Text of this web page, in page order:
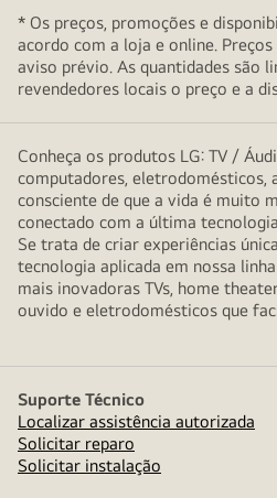
* Os preços, promoções e
acordo com a loja e online.
aviso prévio. As quantidades são
revendedores locais o preço e a
Conheça os produtos LG: TV /
computadores, eletrodomésticos,
consciente de que a vida é muito
conectado com a última
Se trata de criar experiências
tecnologia aplicada em nossa
mais inovadoras TVs, home
ouvido e eletrodomésticos que
Suporte Técnico
Localizar assistência autorizada
Solicitar reparo
Solicitar instalação